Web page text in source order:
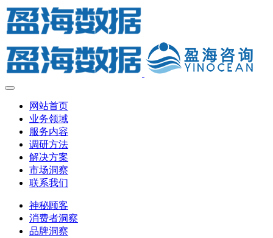
网站首页
业务领域
服务内容
调研方法
解决方案
市场洞察
联系我们
神秘顾客
消费者洞察
品牌洞察